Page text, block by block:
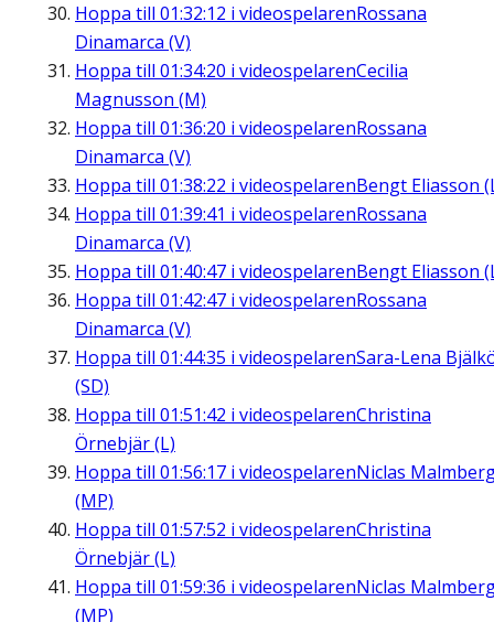
Hoppa till 01:32:12 i videospelarenRossana
Dinamarca (V)
Hoppa till 01:34:20 i videospelarenCecilia
Magnusson (M)
Hoppa till 01:36:20 i videospelarenRossana
Dinamarca (V)
Hoppa till 01:38:22 i videospelarenBengt Eliasson
Hoppa till 01:39:41 i videospelarenRossana
Dinamarca (V)
Hoppa till 01:40:47 i videospelarenBengt Eliasson
Hoppa till 01:42:47 i videospelarenRossana
Dinamarca (V)
Hoppa till 01:44:35 i videospelarenSara-Lena
(SD)
Hoppa till 01:51:42 i videospelarenChristina
Örnebjär (L)
Hoppa till 01:56:17 i videospelarenNiclas
(MP)
Hoppa till 01:57:52 i videospelarenChristina
Örnebjär (L)
Hoppa till 01:59:36 i videospelarenNiclas
(MP)